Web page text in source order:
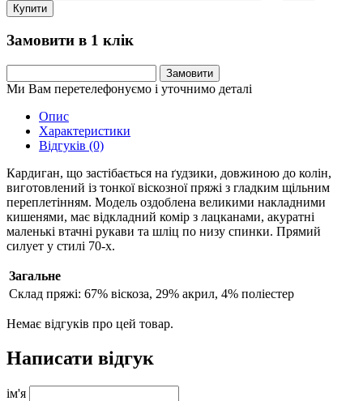
Купити
Замовити в 1 клік
Замовити
Ми Вам перетелефонуємо і уточнимо деталі
Опис
Характеристики
Відгуків (0)
Кардиган, що застібається на ґудзики, довжиною до колін,
виготовлений із тонкої віскозної пряжі з гладким щільним
переплетінням. Модель оздоблена великими накладними
кишенями, має відкладний комір з лацканами, акуратні
маленькі втачні рукави та шліц по низу спинки. Прямий
силует у стилі 70-х.
Загальне
Склад пряжі: 67% віскоза, 29% акрил, 4% поліестер
Немає відгуків про цей товар.
Написати відгук
ім'я